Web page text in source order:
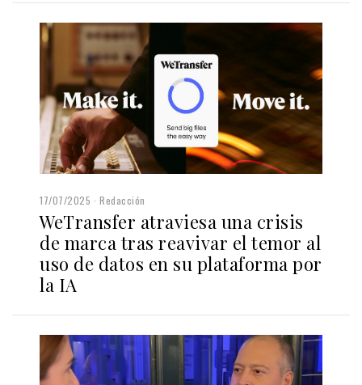
17/07/2025 Redacción
WeTransfer atraviesa una crisis
de marca tras reavivar el temor al
uso de datos en su plataforma por
la IA